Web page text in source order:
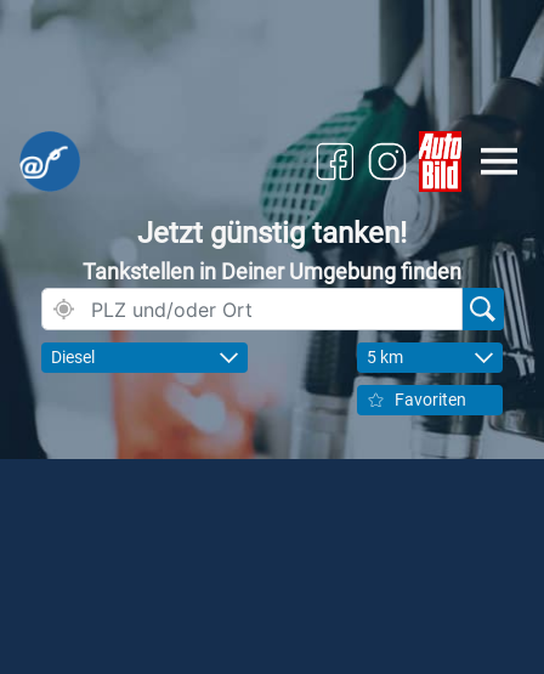
Jetzt günstig tanken!
Tankstellen in Deiner Umgebung finden
Diesel 5 km
Favoriten